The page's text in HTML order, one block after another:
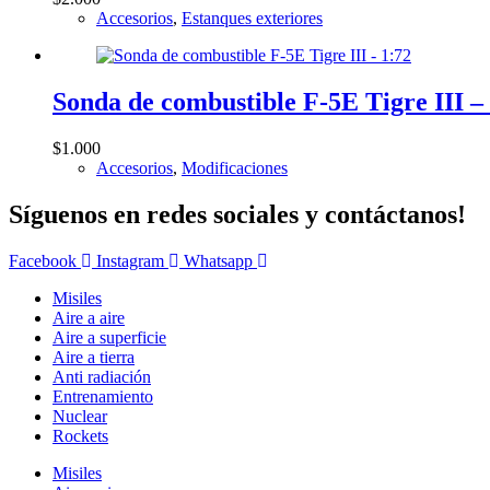
Accesorios, Estanques exteriores
Sonda de combustible F-5E Tigre III –
$1.000
Accesorios, Modificaciones
Síguenos en redes sociales y contáctanos!
Facebook Instagram
Whatsapp
Misiles
Aire a aire
Aire a superficie
Aire a tierra
Anti radiación
Entrenamiento
Nuclear
Rockets
Misiles